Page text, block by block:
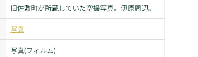
旧佐敷町が所蔵していた空撮写真。伊原周辺。
写真
写真(フィルム)